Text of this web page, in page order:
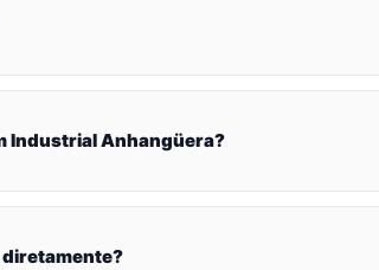
Industrial Anhangüera?
diretamente?